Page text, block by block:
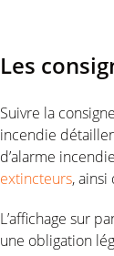
Les
Suivre la
incendie
d’alarme
extincteurs,
L’affichage sur
une obligation